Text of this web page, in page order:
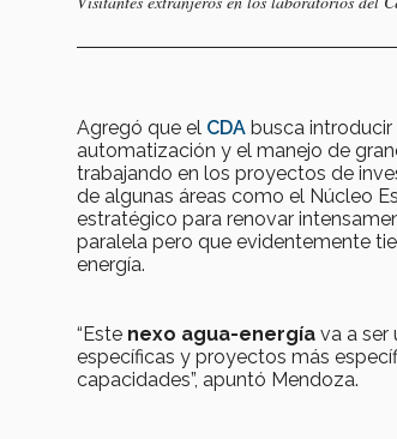
Agregó que el CDA busca
automatización y el manejo de
trabajando en los proyectos de
de algunas áreas como el Núcleo
estratégico para renovar
paralela pero que evidentemente
energía.
“Este nexo agua-energía va a ser
específicas y proyectos más
capacidades”, apuntó Mendoza.